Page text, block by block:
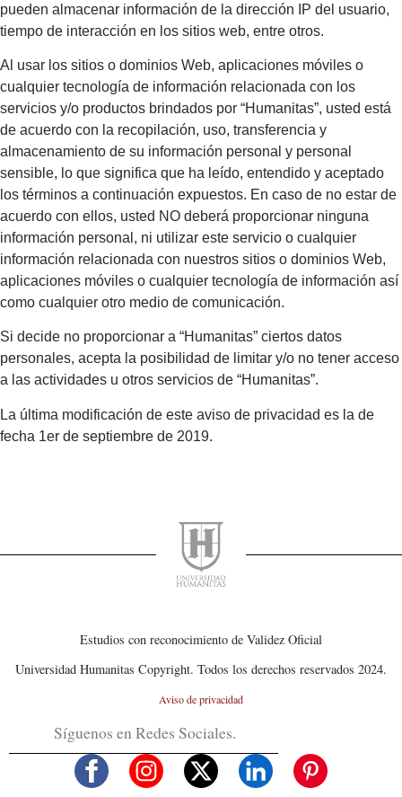
pueden almacenar información de la dirección IP del usuario,
tiempo de interacción en los sitios web, entre otros.
Al usar los sitios o dominios Web, aplicaciones móviles o
cualquier tecnología de información relacionada con los
servicios y/o productos brindados por “Humanitas”, usted está
de acuerdo con la recopilación, uso, transferencia y
almacenamiento de su información personal y personal
sensible, lo que significa que ha leído, entendido y aceptado
los términos a continuación expuestos. En caso de no estar de
acuerdo con ellos, usted NO deberá proporcionar ninguna
información personal, ni utilizar este servicio o cualquier
información relacionada con nuestros sitios o dominios Web,
aplicaciones móviles o cualquier tecnología de información así
como cualquier otro medio de comunicación.
Si decide no proporcionar a “Humanitas” ciertos datos
personales, acepta la posibilidad de limitar y/o no tener acceso
a las actividades u otros servicios de “Humanitas”.
La última modificación de este aviso de privacidad es la de
fecha 1er de septiembre de 2019.
Estudios con reconocimiento de Validez Oficial
Universidad Humanitas Copyright. Todos los derechos reservados 2024.
Aviso de privacidad
Síguenos en Redes Sociales.